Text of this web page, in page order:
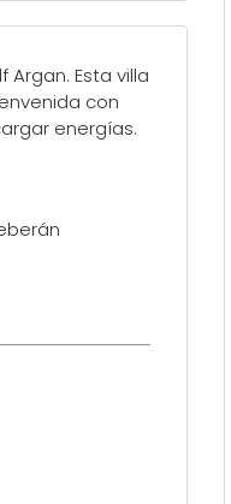
Esta villa
con
energías.